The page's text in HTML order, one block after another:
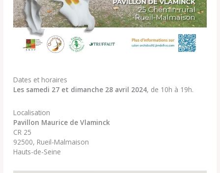
Dates et horaires
Les samedi 27 et dimanche 28 avril 2024, de 10h à 19h.
Localisation
Pavillon Maurice de Vlaminck
CR 25
92500, Rueil-Malmaison
Hauts-de-Seine